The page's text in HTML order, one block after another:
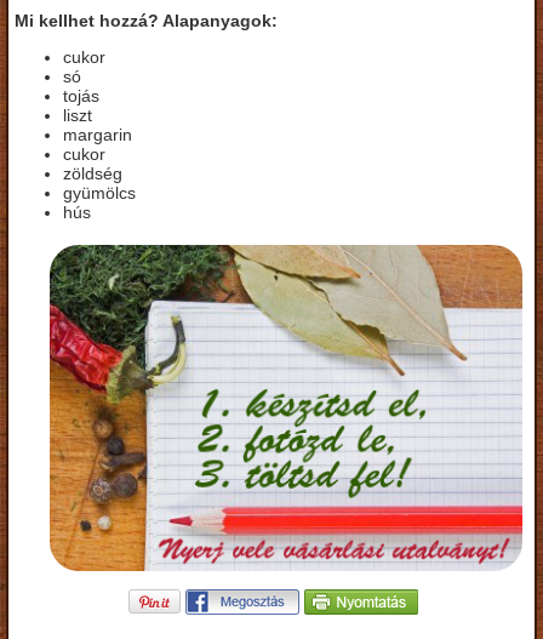
Mi kellhet hozzá? Alapanyagok:
cukor
só
tojás
liszt
margarin
cukor
zöldség
gyümölcs
hús